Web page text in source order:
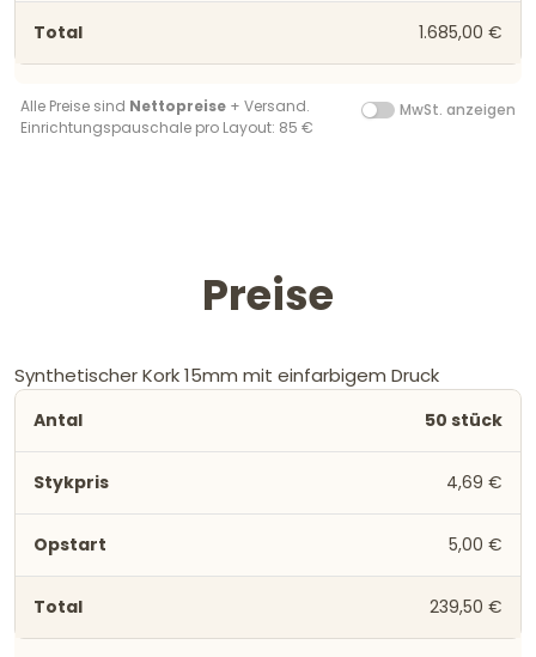
1.685,00 €
Alle Preise sind Nettopreise + Versand.
Einrichtungspauschale pro Layout: 85 €
MwSt. anzeigen
Preise
Synthetischer Kork 15mm mit einfarbigem Druck
50 stück
4,69 €
5,00 €
239,50 €